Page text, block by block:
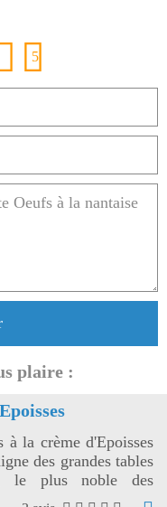
5
plaire :
à la crème d'Epoisses
des grandes tables
le plus noble des